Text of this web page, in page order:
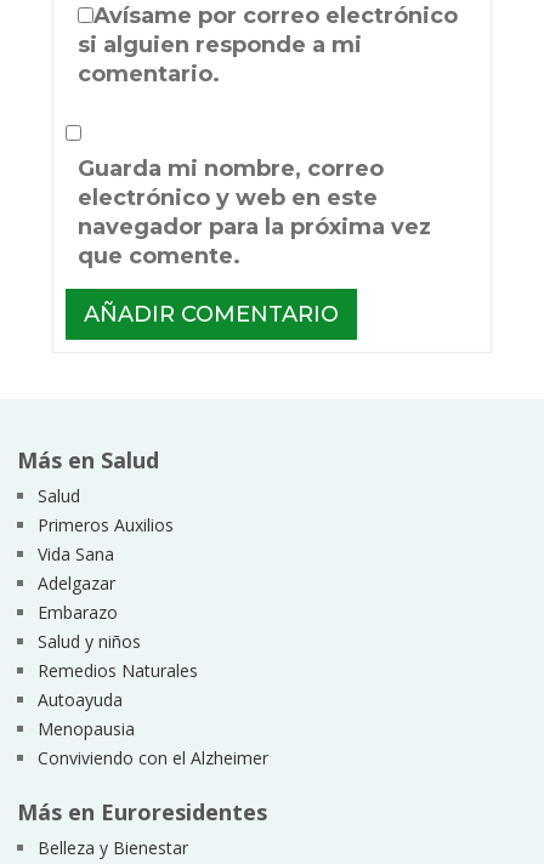
Avísame por correo electrónico
si alguien responde a mi
comentario.
Guarda mi nombre, correo
electrónico y web en este
navegador para la próxima vez
que comente.
Más en Salud
Salud
Primeros Auxilios
Vida Sana
Adelgazar
Embarazo
Salud y niños
Remedios Naturales
Autoayuda
Menopausia
Conviviendo con el Alzheimer
Más en Euroresidentes
Belleza y Bienestar